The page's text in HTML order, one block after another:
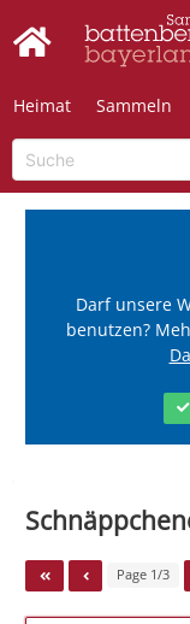
Heimat Sammeln
Darf unsere
benutzen?
Page 1/3